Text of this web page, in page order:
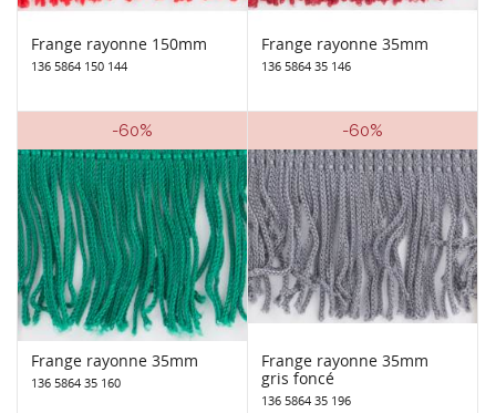
Frange rayonne 150mm
136 5864 150 144
Frange rayonne 35mm
136 5864 35 146
-60%
Frange rayonne 35mm
136 5864 35 160
-60%
Frange rayonne 35mm
gris foncé
136 5864 35 196